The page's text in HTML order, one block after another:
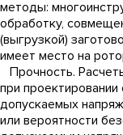
методы:
обработку,
(выгрузкой)
имеет место на
Прочность.
при
допускаемых
или вероятности